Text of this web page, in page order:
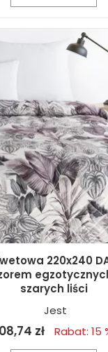
220x240
szarych liści
Jest
zł Rabat: 15